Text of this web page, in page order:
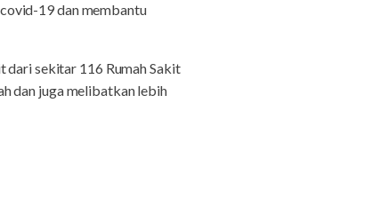
19 dan membantu
dari sekitar 116 Rumah Sakit
dan juga melibatkan lebih